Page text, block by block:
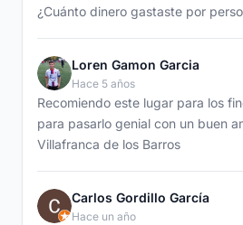
¿Cuánto dinero gastaste por
Loren Gamon Garcia
Hace 5 años
Recomiendo este lugar para los
para pasarlo genial con un buen
Villafranca de los Barros
Carlos Gordillo García
Hace un año